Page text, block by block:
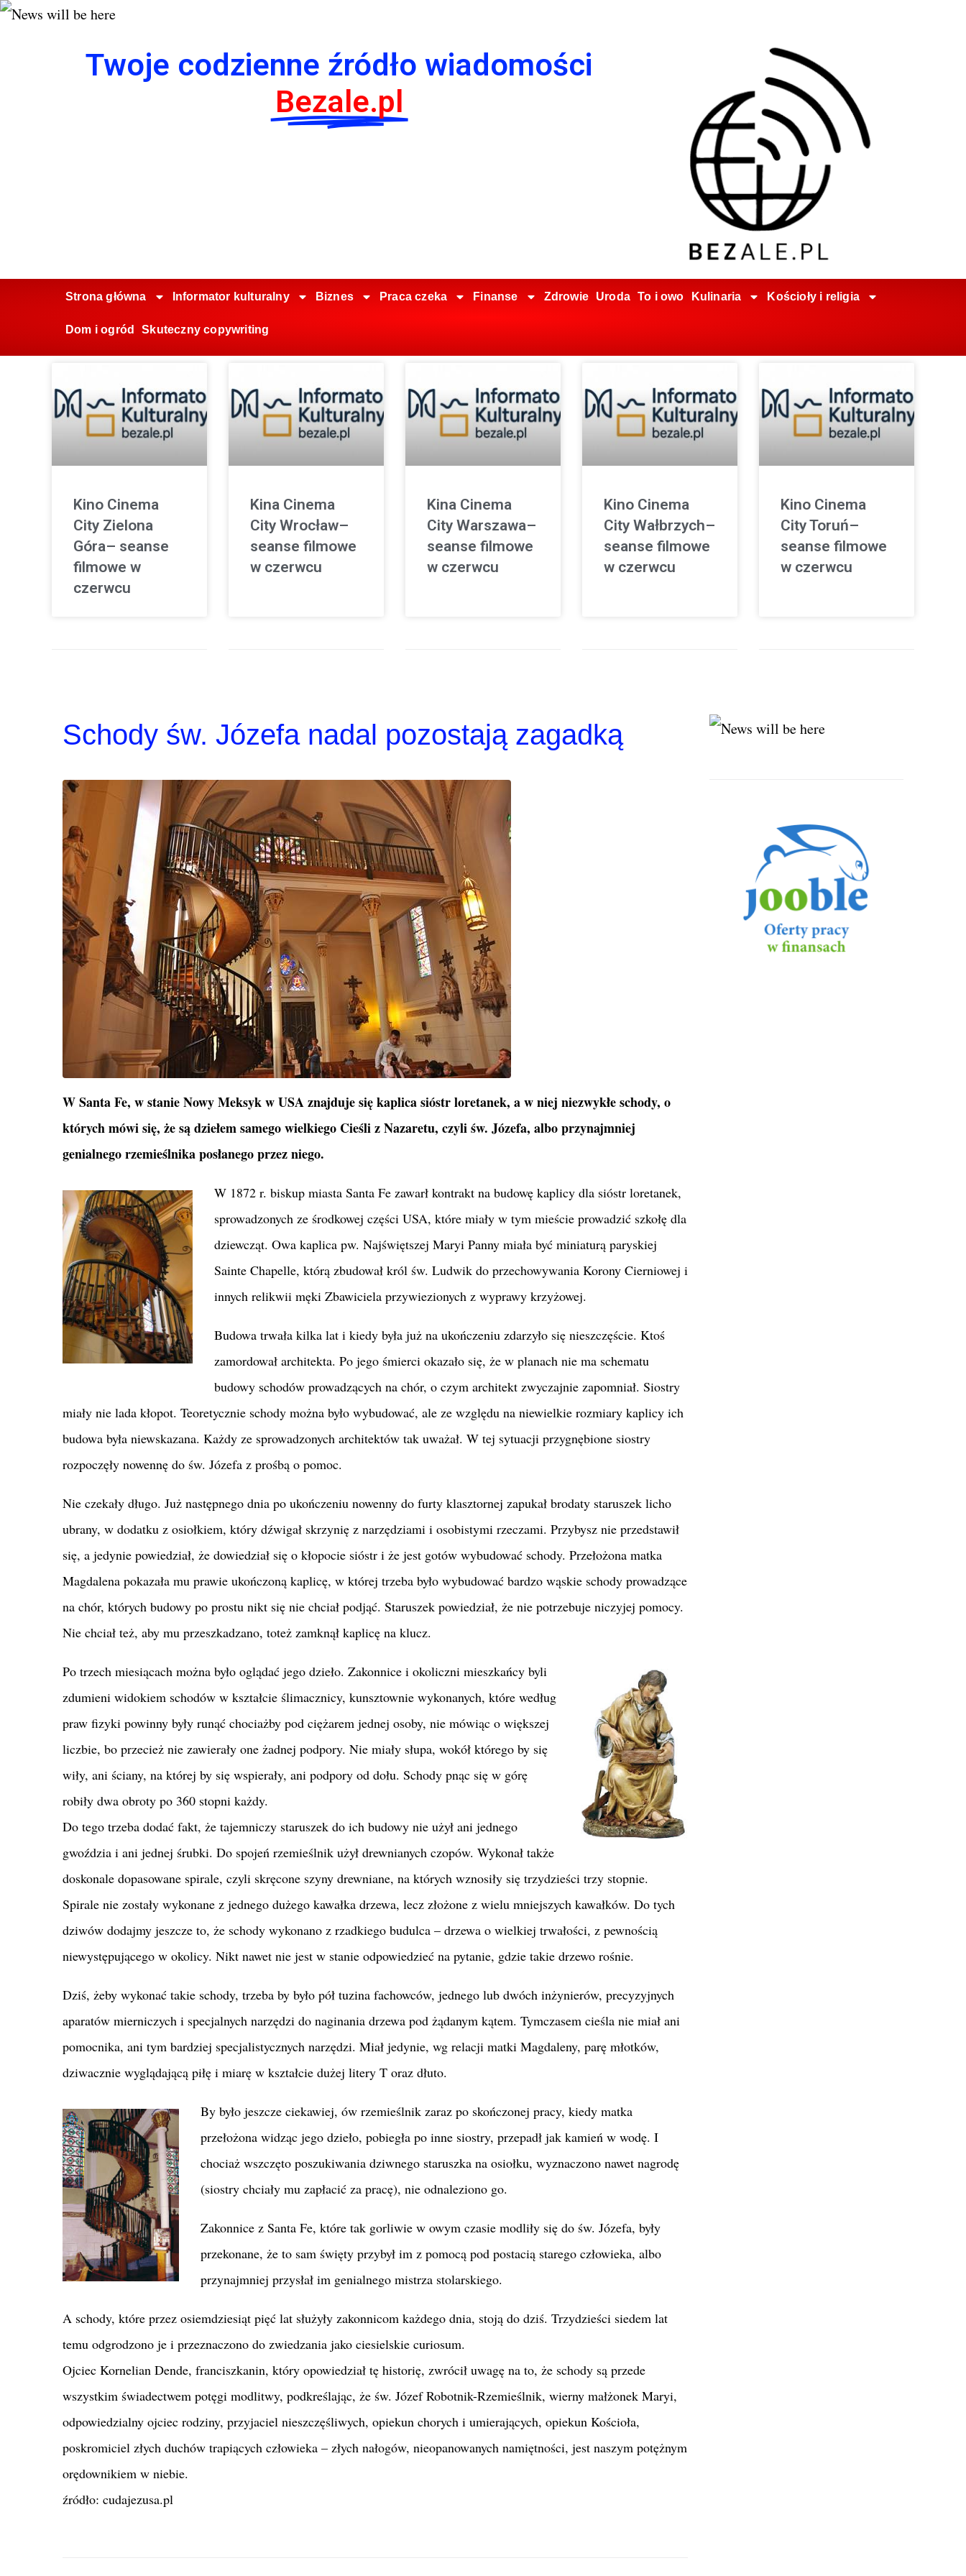
Twoje codzienne źródło wiadomości
Bezale.pl
Strona główna Informator kulturalny Biznes Praca czeka Finanse Zdrowie Uroda To i owo Kulinaria Kościoły i religia
Dom i ogród Skuteczny copywriting
Kino Cinema
City Zielona
Góra– seanse
filmowe w
czerwcu
Kina Cinema
City Wrocław–
seanse filmowe
w czerwcu
Kina Cinema
City Warszawa–
seanse filmowe
w czerwcu
Kino Cinema
City Wałbrzych–
seanse filmowe
w czerwcu
Kino Cinema
City Toruń–
seanse filmowe
w czerwcu
Schody św. Józefa nadal pozostają zagadką
W Santa Fe, w stanie Nowy Meksyk w USA znajduje się kaplica sióstr loretanek, a w niej niezwykłe schody, o
których mówi się, że są dziełem samego wielkiego Cieśli z Nazaretu, czyli św. Józefa, albo przynajmniej
genialnego rzemieślnika posłanego przez niego.
W 1872 r. biskup miasta Santa Fe zawarł kontrakt na budowę kaplicy dla sióstr loretanek,
sprowadzonych ze środkowej części USA, które miały w tym mieście prowadzić szkołę dla
dziewcząt. Owa kaplica pw. Najświętszej Maryi Panny miała być miniaturą paryskiej
Sainte Chapelle, którą zbudował król św. Ludwik do przechowywania Korony Cierniowej i
innych relikwii męki Zbawiciela przywiezionych z wyprawy krzyżowej.
Budowa trwała kilka lat i kiedy była już na ukończeniu zdarzyło się nieszczęście. Ktoś
zamordował architekta. Po jego śmierci okazało się, że w planach nie ma schematu
budowy schodów prowadzących na chór, o czym architekt zwyczajnie zapomniał. Siostry
miały nie lada kłopot. Teoretycznie schody można było wybudować, ale ze względu na niewielkie rozmiary kaplicy ich
budowa była niewskazana. Każdy ze sprowadzonych architektów tak uważał. W tej sytuacji przygnębione siostry
rozpoczęły nowennę do św. Józefa z prośbą o pomoc.
Nie czekały długo. Już następnego dnia po ukończeniu nowenny do furty klasztornej zapukał brodaty staruszek licho
ubrany, w dodatku z osiołkiem, który dźwigał skrzynię z narzędziami i osobistymi rzeczami. Przybysz nie przedstawił
się, a jedynie powiedział, że dowiedział się o kłopocie sióstr i że jest gotów wybudować schody. Przełożona matka
Magdalena pokazała mu prawie ukończoną kaplicę, w której trzeba było wybudować bardzo wąskie schody prowadzące
na chór, których budowy po prostu nikt się nie chciał podjąć. Staruszek powiedział, że nie potrzebuje niczyjej pomocy.
Nie chciał też, aby mu przeszkadzano, toteż zamknął kaplicę na klucz.
Po trzech miesiącach można było oglądać jego dzieło. Zakonnice i okoliczni mieszkańcy byli
zdumieni widokiem schodów w kształcie ślimacznicy, kunsztownie wykonanych, które według
praw fizyki powinny były runąć chociażby pod ciężarem jednej osoby, nie mówiąc o większej
liczbie, bo przecież nie zawierały one żadnej podpory. Nie miały słupa, wokół którego by się
wiły, ani ściany, na której by się wspierały, ani podpory od dołu. Schody pnąc się w górę
robiły dwa obroty po 360 stopni każdy.
Do tego trzeba dodać fakt, że tajemniczy staruszek do ich budowy nie użył ani jednego
gwoździa i ani jednej śrubki. Do spojeń rzemieślnik użył drewnianych czopów. Wykonał także
doskonale dopasowane spirale, czyli skręcone szyny drewniane, na których wznosiły się trzydzieści trzy stopnie.
Spirale nie zostały wykonane z jednego dużego kawałka drzewa, lecz złożone z wielu mniejszych kawałków. Do tych
dziwów dodajmy jeszcze to, że schody wykonano z rzadkiego budulca – drzewa o wielkiej trwałości, z pewnością
niewystępującego w okolicy. Nikt nawet nie jest w stanie odpowiedzieć na pytanie, gdzie takie drzewo rośnie.
Dziś, żeby wykonać takie schody, trzeba by było pół tuzina fachowców, jednego lub dwóch inżynierów, precyzyjnych
aparatów mierniczych i specjalnych narzędzi do naginania drzewa pod żądanym kątem. Tymczasem cieśla nie miał ani
pomocnika, ani tym bardziej specjalistycznych narzędzi. Miał jedynie, wg relacji matki Magdaleny, parę młotków,
dziwacznie wyglądającą piłę i miarę w kształcie dużej litery T oraz dłuto.
By było jeszcze ciekawiej, ów rzemieślnik zaraz po skończonej pracy, kiedy matka
przełożona widząc jego dzieło, pobiegła po inne siostry, przepadł jak kamień w wodę. I
chociaż wszczęto poszukiwania dziwnego staruszka na osiołku, wyznaczono nawet nagrodę
(siostry chciały mu zapłacić za pracę), nie odnaleziono go.
Zakonnice z Santa Fe, które tak gorliwie w owym czasie modliły się do św. Józefa, były
przekonane, że to sam święty przybył im z pomocą pod postacią starego człowieka, albo
przynajmniej przysłał im genialnego mistrza stolarskiego.
A schody, które przez osiemdziesiąt pięć lat służyły zakonnicom każdego dnia, stoją do dziś. Trzydzieści siedem lat
temu odgrodzono je i przeznaczono do zwiedzania jako ciesielskie curiosum.
Ojciec Kornelian Dende, franciszkanin, który opowiedział tę historię, zwrócił uwagę na to, że schody są przede
wszystkim świadectwem potęgi modlitwy, podkreślając, że św. Józef Robotnik-Rzemieślnik, wierny małżonek Maryi,
odpowiedzialny ojciec rodziny, przyjaciel nieszczęśliwych, opiekun chorych i umierających, opiekun Kościoła,
poskromiciel złych duchów trapiących człowieka – złych nałogów, nieopanowanych namiętności, jest naszym potężnym
orędownikiem w niebie.
źródło: cudajezusa.pl